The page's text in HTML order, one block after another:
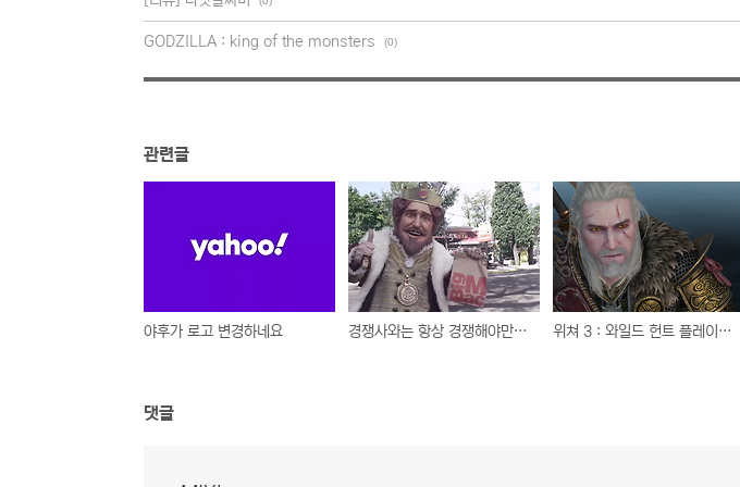
GODZILLA : king of the monsters (0)
관련글
야후가 로고 변경하네요 경쟁사와는 항상 경쟁해야만 하는 것인가? 위쳐 3 : 와일드 헌트 플레이 완료
댓글